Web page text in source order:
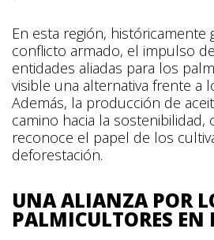
En esta región, históricamente
conflicto armado, el impulso
entidades aliadas para los
visible una alternativa frente a
Además, la producción de
camino hacia la
reconoce el papel de los
deforestación.
UNA ALIANZA POR
PALMICULTORES